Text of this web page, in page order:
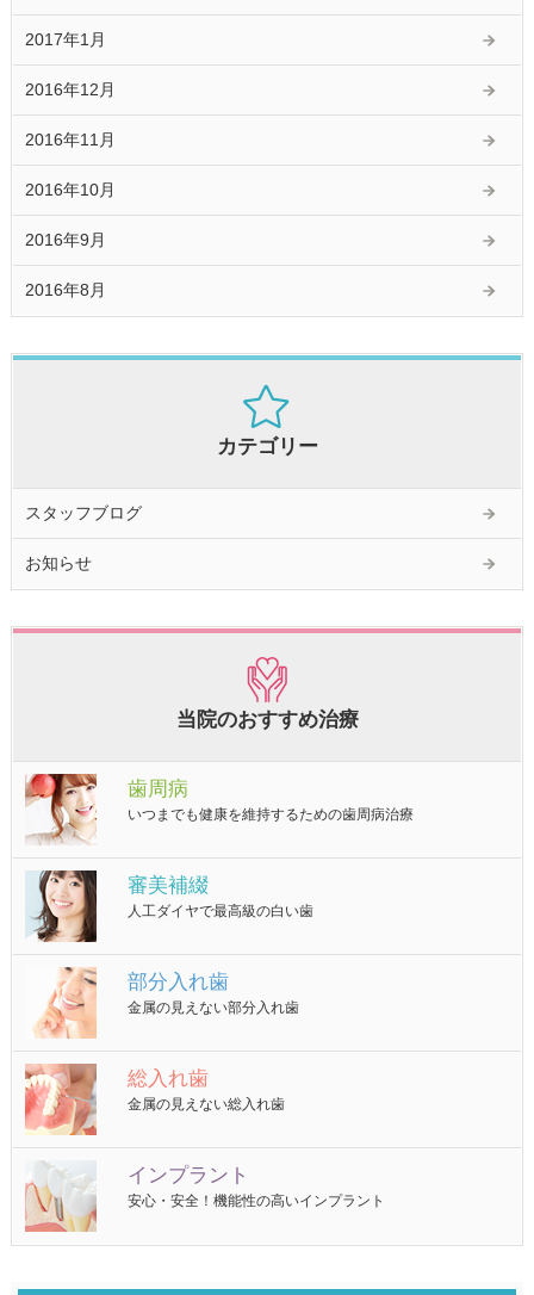
2017年1月
2016年12月
2016年11月
2016年10月
2016年9月
2016年8月
カテゴリー
スタッフブログ
お知らせ
当院のおすすめ治療
歯周病
いつまでも健康を維持するための歯周病治療
審美補綴
人工ダイヤで最高級の白い歯
部分入れ歯
金属の見えない部分入れ歯
総入れ歯
金属の見えない総入れ歯
インプラント
安心・安全！機能性の高いインプラント